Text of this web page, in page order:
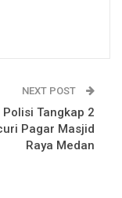
NEXT POST
Polisi Tangkap 2
Pagar Masjid
Raya Medan